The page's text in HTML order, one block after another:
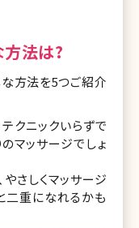
法は?
方法を5つご紹介
クニックいらずで
マッサージでしょ
さしくマッサージ
二重になれるかも